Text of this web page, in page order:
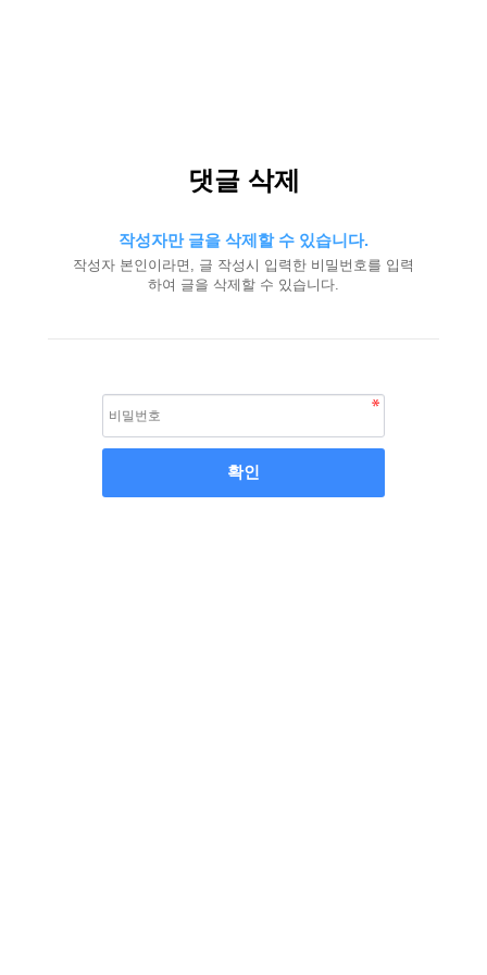
댓글 삭제
작성자만 글을 삭제할 수 있습니다.
작성자 본인이라면, 글 작성시 입력한 비밀번호를 입력
하여 글을 삭제할 수 있습니다.